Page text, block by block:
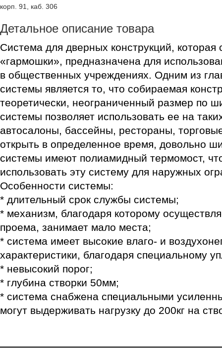
корп. 91, каб. 306
Детальное описание товара
Система для дверных конструкций, которая
«гармошки», предназначена для
в общественных учреждениях. Одним из
системы является то, что собираемая
теоретически, неограниченный размер по
системы позволяет использовать ее на
автосалоны, бассейны, рестораны,
открыть в определенное время, довольно
системы имеют полиамидный термомост,
использовать эту систему для наружных
Особенности системы:
* длительный срок службы системы;
* механизм, благодаря которому
проема, занимает мало места;
* система имеет высокие влаго- и
характеристики, благодаря специальному
* невысокий порог;
* глубина створки 50мм;
* система снабжена специальными
могут выдерживать нагрузку до 200кг на